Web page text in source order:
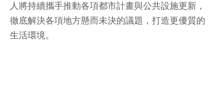
人將持續攜手推動各項都市計畫與公共設施更新，
徹底解決各項地方懸而未決的議題，打造更優質的
生活環境。